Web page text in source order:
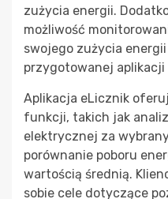
zużycia energii.
możliwość
swojego zużycia
przygotowanej aplikacji
Aplikacja eLicznik
funkcji, takich jak
elektrycznej za
porównanie poboru
wartością średnią.
sobie cele dotyczące